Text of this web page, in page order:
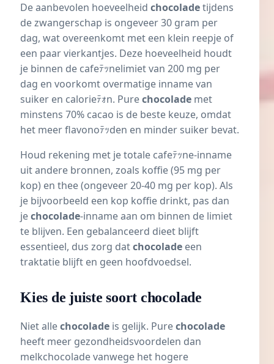
De aanbevolen hoeveelheid chocoladetijdens
de zwangerschap is ongeveer 30 gram per
dag, wat overeenkomt met een klein reepje of
een paar vierkantjes. Deze hoeveelheid houdt
je binnen de cafeﾃｯnelimiet van 200 mg per
dag en voorkomt overmatige inname van
suiker en calorieﾃｫn. Purechocolade met
minstens 70% cacao is de beste keuze, omdat
het meer flavonoﾃｯden en minder suiker bevat.
Houd rekening met je totale cafeﾃｯne-inname
uit andere bronnen, zoals koffie (95 mg per
kop) en thee (ongeveer 20-40 mg per kop). Als
je bijvoorbeeld een kop koffie drinkt, pas dan
jechocolade-inname aan om binnen de limiet
te blijven. Een gebalanceerd dieet blijft
essentieel, dus zorg datchocolade een
traktatie blijft en geen hoofdvoedsel.
Kies de juiste soort chocolade
Niet allechocolade is gelijk. Purechocolade
heeft meer gezondheidsvoordelen dan
melkchocolade vanwege het hogere